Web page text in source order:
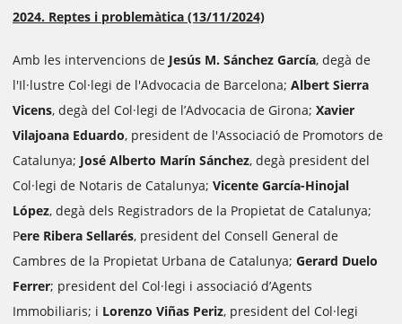
2024. Reptes i problemàtica (13/11/2024)
Amb les intervencions de Jesús M. Sánchez García, degà de
l'Il·lustre Col·legi de l'Advocacia de Barcelona; Albert Sierra
Vicens, degà del Col·legi de l’Advocacia de Girona; Xavier
Vilajoana Eduardo, president de l'Associació de Promotors de
Catalunya; José Alberto Marín Sánchez, degà president del
Col·legi de Notaris de Catalunya; Vicente García-Hinojal
López, degà dels Registradors de la Propietat de Catalunya;
Pere Ribera Sellarés, president del Consell General de
Cambres de la Propietat Urbana de Catalunya; Gerard Duelo
Ferrer; president del Col·legi i associació d’Agents
Immobiliaris; i Lorenzo Viñas Periz, president del Col·legi